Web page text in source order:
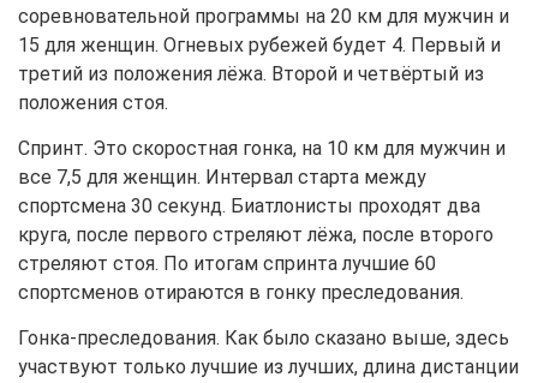
соревновательной программы на 20 км для мужчин и
15 для женщин. Огневых рубежей будет 4. Первый и
третий из положения лёжа. Второй и четвёртый из
положения стоя.
Спринт. Это скоростная гонка, на 10 км для мужчин и
все 7,5 для женщин. Интервал старта между
спортсмена 30 секунд. Биатлонисты проходят два
круга, после первого стреляют лёжа, после второго
стреляют стоя. По итогам спринта лучшие 60
спортсменов отираются в гонку преследования.
Гонка-преследования. Как было сказано выше, здесь
участвуют только лучшие из лучших, длина дистанции